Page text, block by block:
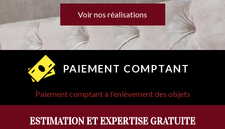
Voir nos réalisations
PAIEMENT COMPTANT
Paiement comptant à l'enlèvement des objets
ESTIMATION ET EXPERTISE GRATUITE